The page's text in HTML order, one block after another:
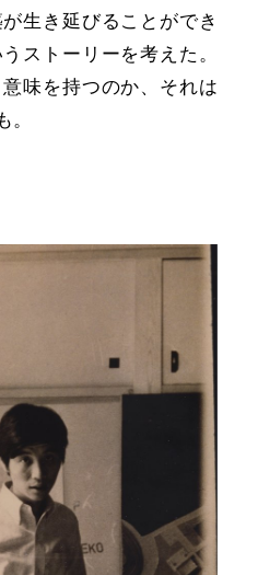
生き延びることができ
ストーリーを考えた。
味を持つのか、それは
。